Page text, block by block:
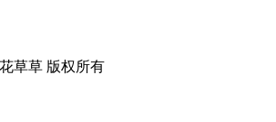
草草 版权所有